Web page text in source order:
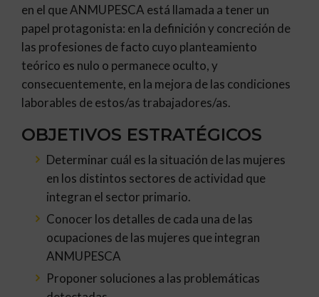
en el que ANMUPESCA está llamada a tener un
papel protagonista: en la definición y concreción de
las profesiones de facto cuyo planteamiento
teórico es nulo o permanece oculto, y
consecuentemente, en la mejora de las condiciones
laborables de estos/as trabajadores/as.
OBJETIVOS ESTRATÉGICOS
Determinar cuál es la situación de las mujeres
en los distintos sectores de actividad que
integran el sector primario.
Conocer los detalles de cada una de las
ocupaciones de las mujeres que integran
ANMUPESCA
Proponer soluciones a las problemáticas